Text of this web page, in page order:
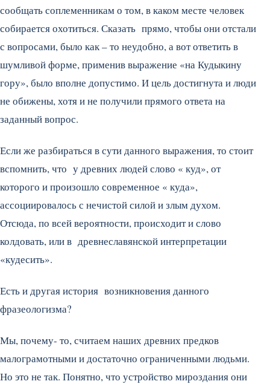
сообщать соплеменникам о том, в каком месте человек
собирается охотиться. Сказать прямо, чтобы они отстали
с вопросами, было как – то неудобно, а вот ответить в
шумливой форме, применив выражение «на Кудыкину
гору», было вполне допустимо. И цель достигнута и люди
не обижены, хотя и не получили прямого ответа на
заданный вопрос.
Если же разбираться в сути данного выражения, то стоит
вспомнить, что у древних людей слово « куд», от
которого и произошло современное « куда»,
ассоциировалось с нечистой силой и злым духом.
Отсюда, по всей вероятности, происходит и слово
колдовать, или в древнеславянской интерпретации
«кудесить».
Есть и другая история возникновения данного
фразеологизма?
Мы, почему- то, считаем наших древних предков
малограмотными и достаточно ограниченными людьми.
Но это не так. Понятно, что устройство мироздания они